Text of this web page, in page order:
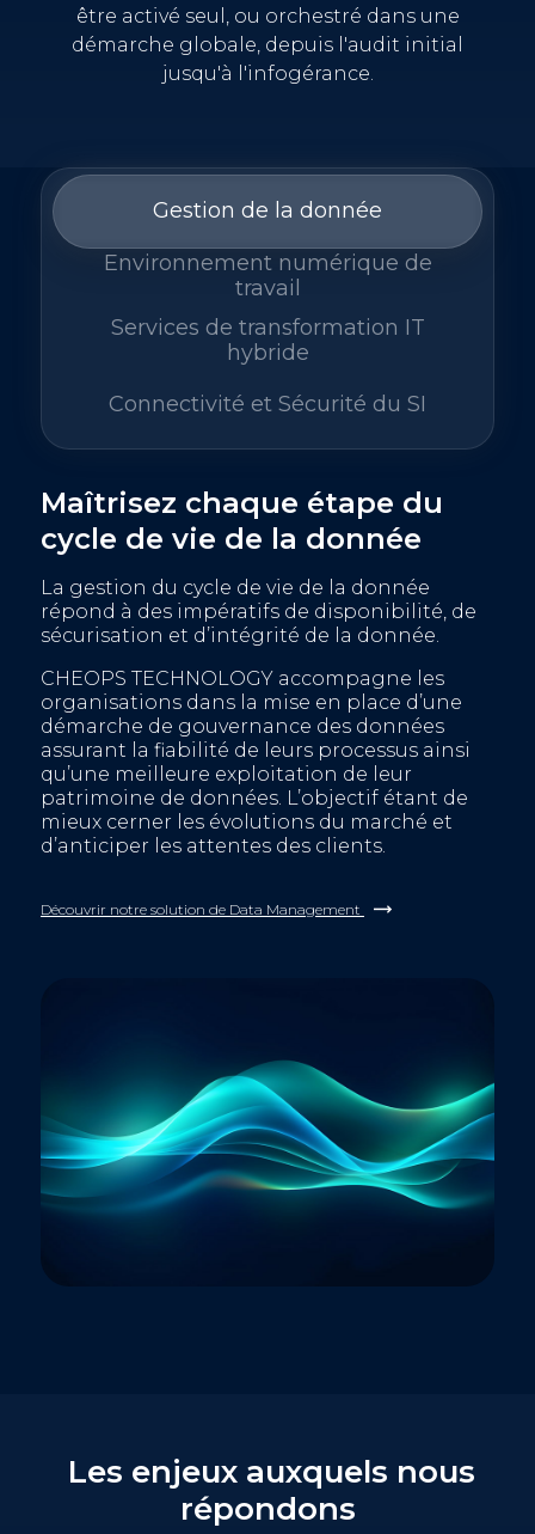
être activé seul, ou orchestré dans une
démarche globale, depuis l'audit initial
jusqu'à l'infogérance.
Gestion de la donnée
Environnement numérique de
travail
Services de transformation IT
hybride
Connectivité et Sécurité du SI
Maîtrisez chaque étape du
cycle de vie de la donnée
La gestion du cycle de vie de la donnée
répond à des impératifs de disponibilité, de
sécurisation et d’intégrité de la donnée.
CHEOPS TECHNOLOGY accompagne les
organisations dans la mise en place d’une
démarche de gouvernance des données
assurant la fiabilité de leurs processus ainsi
qu’une meilleure exploitation de leur
patrimoine de données. L’objectif étant de
mieux cerner les évolutions du marché et
d’anticiper les attentes des clients.
Découvrir notre solution de Data Management
Les enjeux auxquels nous
répondons